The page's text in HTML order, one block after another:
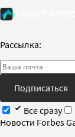
Рассылка:
Подписаться
Все сразу
Новости Forbes